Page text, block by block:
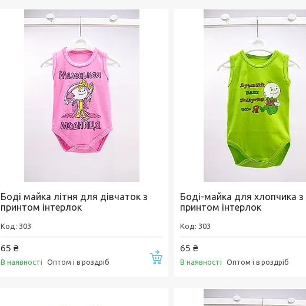
Боді майка літня для дівчаток з
принтом інтерлок
303
65 ₴
В наявності Оптом і в роздріб Купити
Боді-майка для хлопчика з
принтом інтерлок
303
65 ₴
В наявності Оптом і в роздріб